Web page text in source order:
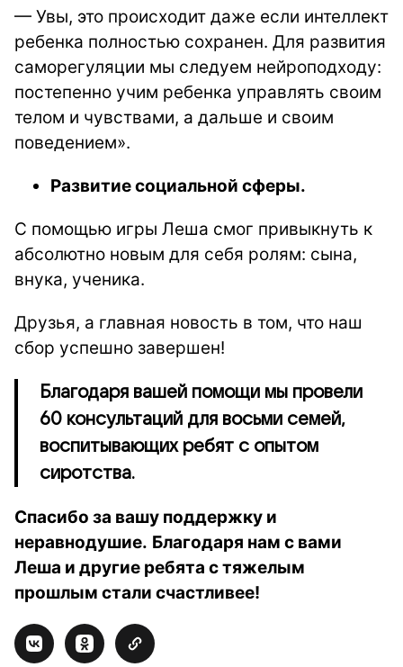
— Увы, это происходит даже если интеллект
ребенка полностью сохранен. Для развития
саморегуляции мы следуем нейроподходу:
постепенно учим ребенка управлять своим
телом и чувствами, а дальше и своим
поведением».
Развитие социальной сферы.
С помощью игры Леша смог привыкнуть к
абсолютно новым для себя ролям: сына,
внука, ученика.
Друзья, а главная новость в том, что наш
сбор успешно завершен!
Благодаря вашей помощи мы провели
60 консультаций для восьми семей,
воспитывающих ребят с опытом
сиротства.
Спасибо за вашу поддержку и
неравнодушие. Благодаря нам с вами
Леша и другие ребята с тяжелым
прошлым стали счастливее!